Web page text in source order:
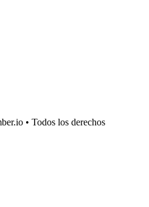
• Todos los derechos